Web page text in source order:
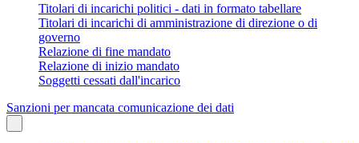
Titolari di incarichi politici - dati in formato tabellare
Titolari di incarichi di amministrazione di direzione o di
governo
Relazione di fine mandato
Relazione di inizio mandato
Soggetti cessati dall'incarico
Sanzioni per mancata comunicazione dei dati